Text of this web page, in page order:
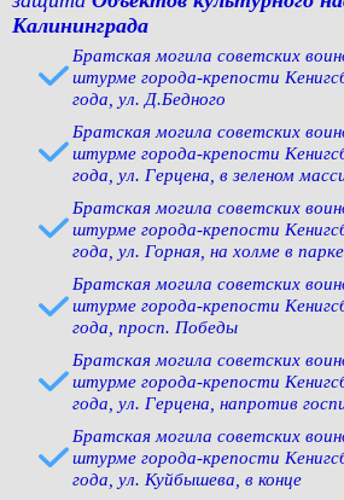
Калининграда
Братская могила советских
штурме города-крепости
года, ул. Д.Бедного
Братская могила советских
штурме города-крепости
года, ул. Герцена, в зеленом
Братская могила советских
штурме города-крепости
года, ул. Горная, на холме в
Братская могила советских
штурме города-крепости
года, просп. Победы
Братская могила советских
штурме города-крепости
года, ул. Герцена, напротив
Братская могила советских
штурме города-крепости
года, ул. Куйбышева, в конце